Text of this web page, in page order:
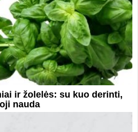
ir žolelės: su kuo derinti,
nauda